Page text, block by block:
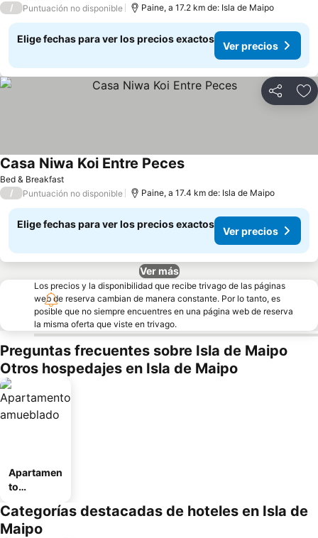
/ Puntuación no disponible Paine, a 17.2 km de: Isla de Maipo
Elige fechas para ver los precios exactos
Ver precios
Compartir
Bed & Breakfast
Casa Niwa Koi Entre Peces
/ Puntuación no disponible Paine, a 17.4 km de: Isla de Maipo
Elige fechas para ver los precios exactos
Ver precios
Ver más
Los precios y la disponibilidad que recibe trivago de las páginas
web de reserva cambian de manera constante. Por lo tanto, es
posible que no siempre encuentres en una página web de reserva
la misma oferta que viste en trivago.
Preguntas frecuentes sobre Isla de Maipo
Otros hospedajes en Isla de Maipo
Apartamen
to
o
Categorías destacadas de hoteles en Isla de
Maipo